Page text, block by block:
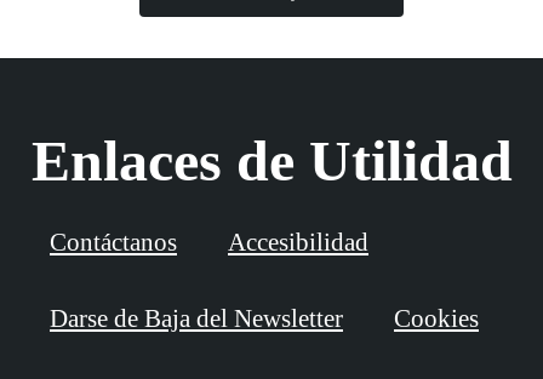
Enlaces de Utilidad
Contáctanos Accesibilidad
Darse de Baja del Newsletter Cookies